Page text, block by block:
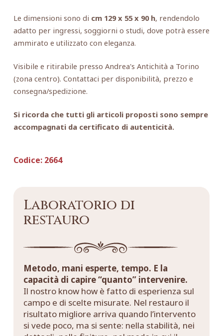
Le dimensioni sono di cm 129 x 55 x 90 h, rendendolo
adatto per ingressi, soggiorni o studi, dove potrà essere
ammirato e utilizzato con eleganza.
Visibile e ritirabile presso Andrea's Antichità a Torino
(zona centro). Contattaci per disponibilità, prezzo e
consegna/spedizione.
Si ricorda che tutti gli articoli proposti sono sempre
accompagnati da certificato di autenticità.
Codice:2664
Laboratorio di
restauro
Metodo, mani esperte, tempo. E la
capacità di capire “quanto” intervenire.
Il nostro know how è fatto di esperienza sul
campo e di scelte misurate. Nel restauro il
risultato migliore arriva quando l’intervento
si vede poco, ma si sente: nella stabilità, nei